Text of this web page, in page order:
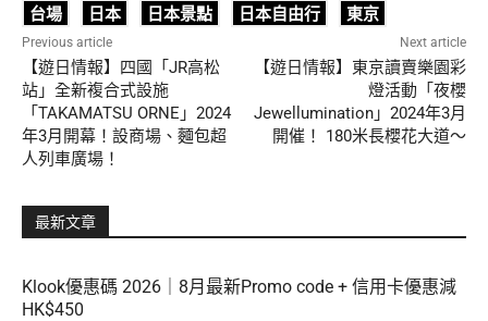
台場 日本 日本景點 日本自由行 東京
Previous article
【遊日情報】四國「JR高松
站」全新複合式設施
「TAKAMATSU ORNE」2024
年3月開幕！設商場、麵包超
人列車廣場！
Next article
【遊日情報】東京讀賣樂園彩
燈活動「夜櫻
Jewellumination」2024年3月
開催！ 180米長櫻花大道～
最新文章
Klook優惠碼 2026｜8月最新Promo code + 信用卡優惠減
HK$450